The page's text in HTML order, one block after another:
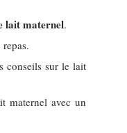
lait maternel.
repas.
conseils sur le lait
maternel avec un